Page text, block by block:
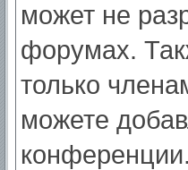
может не
форумах.
только
можете
конференции.